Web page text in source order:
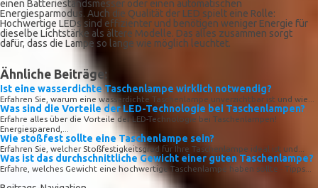
einen Batteriestandsmesser oder einen automatischen
Energiesparmodus. Auch die Qualität der LED spielt eine Rolle:
Hochwertige LEDs sind effizienter und benötigen weniger Energie für
dieselbe Lichtstärke als ältere Modelle. Das alles zusammen sorgt
dafür, dass die Lampe so lange wie möglich leuchtet.
Ähnliche Beiträge:
Ist eine wasserdichte Taschenlampe wirklich notwendig?
Erfahren Sie, warum eine wasserdichte Taschenlampe unverzichtbar ist und wie...
Was sind die Vorteile der LED-Technologie bei Taschenlampen?
Erfahre alles über die Vorteile der LED-Technologie bei Taschenlampen!
Energiesparend,...
Wie stoßfest sollte eine Taschenlampe sein?
Erfahren Sie, welcher Stoßfestigkeitsgrad für Ihre Taschenlampe ideal ist und...
Was ist das durchschnittliche Gewicht einer guten Taschenlampe?
Erfahre, welches Gewicht eine hochwertige Taschenlampe haben sollte - Tipps...